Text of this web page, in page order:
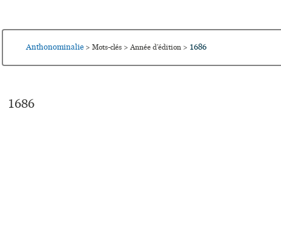
Anthonominalie > Mots-clés > Année d’édition > 1686
1686